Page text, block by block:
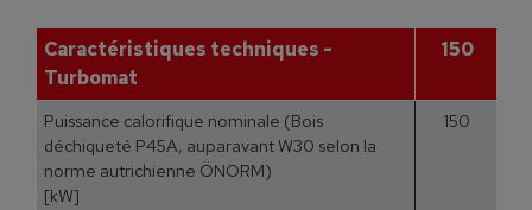
Caractéristiques techniques -
Turbomat
150
Puissance calorifique nominale (Bois
déchiqueté P45A, auparavant W30 selon la
norme autrichienne ÖNORM)
[kW]
150